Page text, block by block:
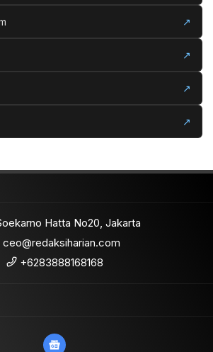
↗
↗
↗
↗
Hatta No20, Jakarta
ceo@redaksiharian.com
+6283888168168